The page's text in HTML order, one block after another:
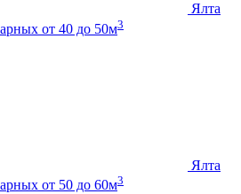
Ялта
от 40 до 50м3
Ялта
от 50 до 60м3